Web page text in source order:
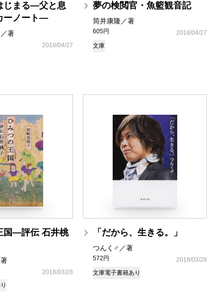
じまる―父と息
ーノート―
著
2018/04/27
夢の検閲官・魚籃観音記
筒井康隆／著
605円
2018/04/27
文庫
国―評伝 石井桃
2018/03/28
「だから、生きる。」
つんく♂／著
572円
2018/03/28
文庫電子書籍あり